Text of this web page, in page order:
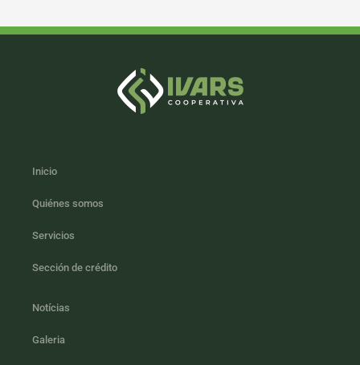
Inicio
Quiénes somos
Servicios
Sección de crédito
Notícias
Galeria